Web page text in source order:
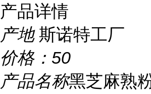
产品详情
产地 斯诺特工厂
价格： 50
产品名称黑芝麻熟